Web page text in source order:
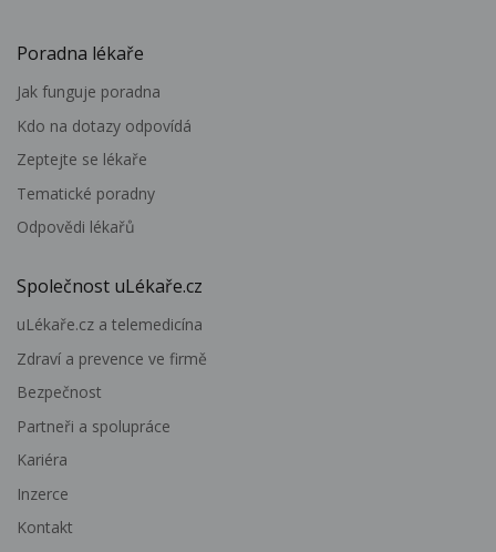
Poradna lékaře
Jak funguje poradna
Kdo na dotazy odpovídá
Zeptejte se lékaře
Tematické poradny
Odpovědi lékařů
Společnost uLékaře.cz
uLékaře.cz a telemedicína
Zdraví a prevence ve firmě
Bezpečnost
Partneři a spolupráce
Kariéra
Inzerce
Kontakt